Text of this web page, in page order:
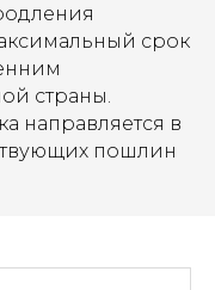
срок
страны.
направляется в
пошлин